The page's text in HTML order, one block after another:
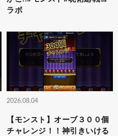
ラボ
2026.08.04
【モンスト】オーブ３００個
チャレンジ！！神引きいける